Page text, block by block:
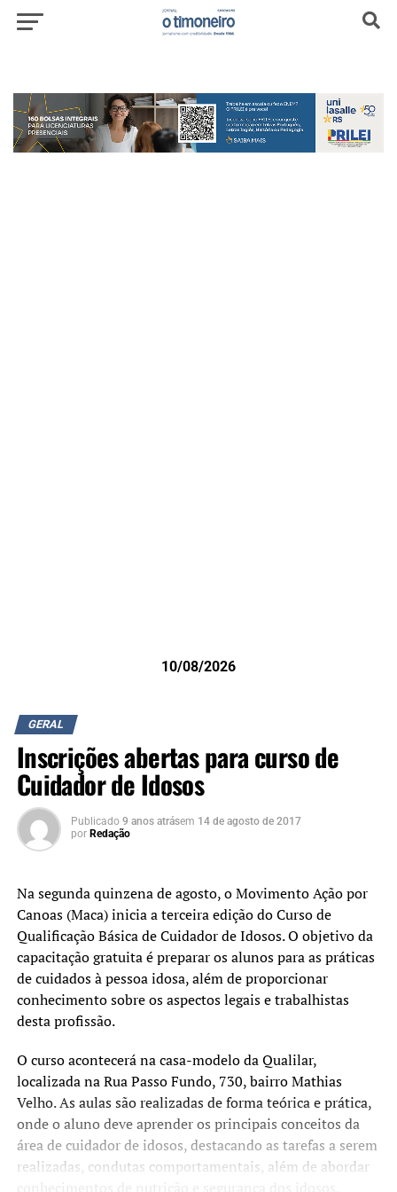
10/08/2026
GERAL
Inscrições abertas para curso de
Cuidador de Idosos
Publicado 9 anos atrásem 14 de agosto de 2017
por Redação
Na segunda quinzena de agosto, o Movimento Ação por
Canoas (Maca) inicia a terceira edição do Curso de
Qualificação Básica de Cuidador de Idosos. O objetivo da
capacitação gratuita é preparar os alunos para as práticas
de cuidados à pessoa idosa, além de proporcionar
conhecimento sobre os aspectos legais e trabalhistas
desta profissão.
O curso acontecerá na casa-modelo da Qualilar,
localizada na Rua Passo Fundo, 730, bairro Mathias
Velho. As aulas são realizadas de forma teórica e prática,
onde o aluno deve aprender os principais conceitos da
área de cuidador de idosos, destacando as tarefas a serem
realizadas, condutas comportamentais, além de abordar